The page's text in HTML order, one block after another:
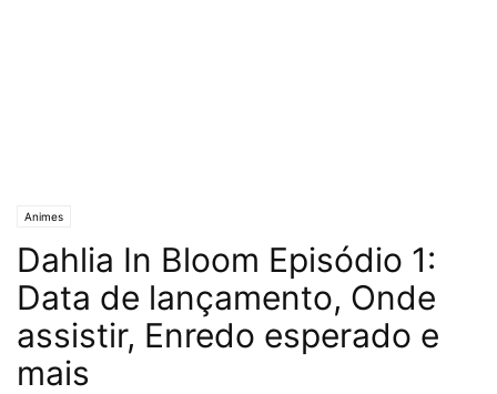
Animes
Dahlia In Bloom Episódio 1:
Data de lançamento, Onde
assistir, Enredo esperado e
mais